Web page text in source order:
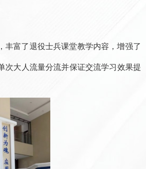
丰富了退役士兵课堂教学内容，增强了
次大人流量分流并保证交流学习效果提